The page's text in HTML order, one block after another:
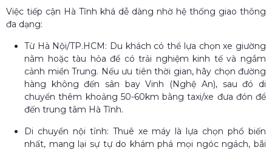
Việc tiếp cận Hà Tĩnh khá dễ dàng nhờ hệ thống giao thông
đa dạng:
Từ Hà Nội/TP.HCM: Du khách có thể lựa chọn xe giường
nằm hoặc tàu hỏa để có trải nghiệm kinh tế và ngắm
cảnh miền Trung. Nếu ưu tiên thời gian, hãy chọn đường
hàng không đến sân bay Vinh (Nghệ An), sau đó di
chuyển thêm khoảng 50-60km bằng taxi/xe đưa đón để
đến trung tâm Hà Tĩnh.
Di chuyển nội tỉnh: Thuê xe máy là lựa chọn phổ biến
nhất, mang lại sự tự do khám phá mọi ngóc ngách, bãi